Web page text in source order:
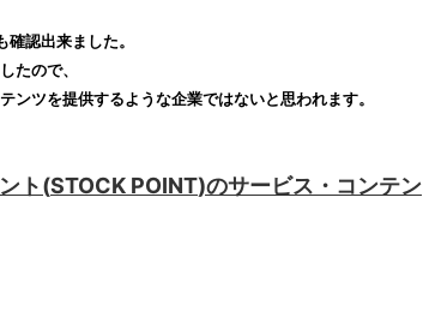
認出来ました。
たので、
ンツを提供するような企業ではないと思われます。
ト(STOCK POINT)のサービス・コンテン